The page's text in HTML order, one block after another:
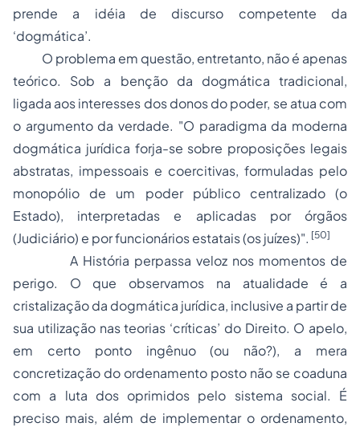
prende a idéia de discurso competente da
‘dogmática’.
O problema em questão, entretanto, não é apenas
teórico. Sob a benção da dogmática tradicional,
ligada aos interesses dos donos do poder, se atua com
o argumento da verdade. "O paradigma da moderna
dogmática jurídica forja-se sobre proposições legais
abstratas, impessoais e coercitivas, formuladas pelo
monopólio de um poder público centralizado (o
Estado), interpretadas e aplicadas por órgãos
(Judiciário) e por funcionários estatais (os juízes)". [50]
A História perpassa veloz nos momentos de
perigo. O que observamos na atualidade é a
cristalização da dogmática jurídica, inclusive a partir de
sua utilização nas teorias ‘críticas’ do Direito. O apelo,
em certo ponto ingênuo (ou não?), a mera
concretização do ordenamento posto não se coaduna
com a luta dos oprimidos pelo sistema social. É
preciso mais, além de implementar o ordenamento,